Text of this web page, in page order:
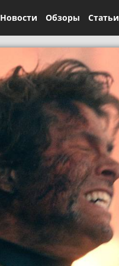
Новости Обзоры Статьи